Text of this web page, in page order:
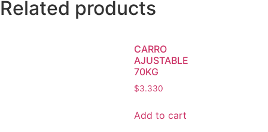
Related products
CARRO
AJUSTABLE
70KG
$3.330
Add to cart